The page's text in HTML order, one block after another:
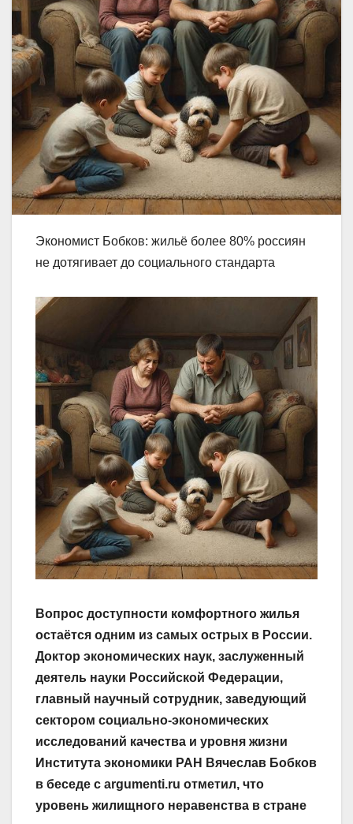
Экономист Бобков: жильё более 80% россиян
не дотягивает до социального стандарта
Вопрос доступности комфортного жилья
остаётся одним из самых острых в России.
Доктор экономических наук, заслуженный
деятель науки Российской Федерации,
главный научный сотрудник, заведующий
сектором социально-экономических
исследований качества и уровня жизни
Института экономики РАН Вячеслав Бобков
в беседе с argumenti.ru отметил, что
уровень жилищного неравенства в стране